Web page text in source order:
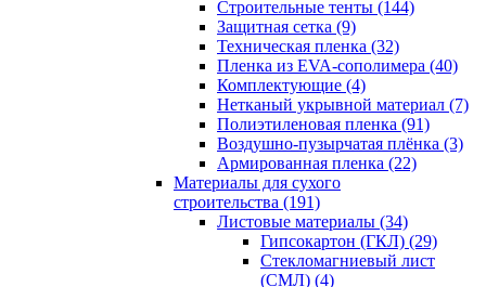
Строительные тенты (144)
Защитная сетка (9)
Техническая пленка (32)
Пленка из EVA-сополимера (40)
Комплектующие (4)
Нетканый укрывной материал (7)
Полиэтиленовая пленка (91)
Воздушно-пузырчатая плёнка (3)
Армированная пленка (22)
Материалы для сухого
строительства (191)
Листовые материалы (34)
Гипсокартон (ГКЛ) (29)
Стекломагниевый лист
(СМЛ) (4)